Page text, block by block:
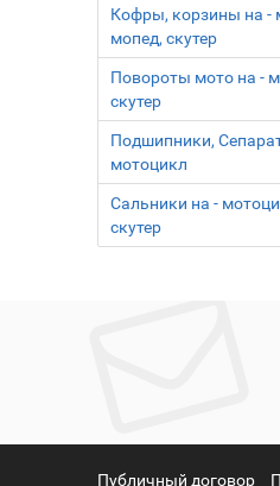
Кофры, корзины на -
мопед, скутер
Повороты мото на -
скутер
Подшипники,
мотоцикл
Сальники на -
скутер
Публичный договор